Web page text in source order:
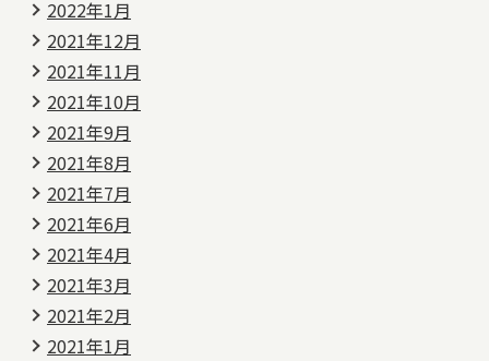
2022年1月
2021年12月
2021年11月
2021年10月
2021年9月
2021年8月
2021年7月
2021年6月
2021年4月
2021年3月
2021年2月
2021年1月